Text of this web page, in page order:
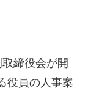
締役会が開
役員の人事案